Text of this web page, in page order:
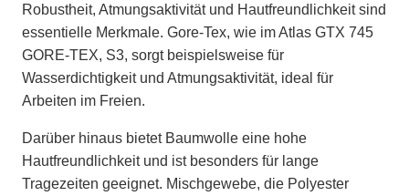
Robustheit, Atmungsaktivität und Hautfreundlichkeit sind
essentielle Merkmale. Gore-Tex, wie im Atlas GTX 745
GORE-TEX, S3, sorgt beispielsweise für
Wasserdichtigkeit und Atmungsaktivität, ideal für
Arbeiten im Freien.
Darüber hinaus bietet Baumwolle eine hohe
Hautfreundlichkeit und ist besonders für lange
Tragezeiten geeignet. Mischgewebe, die Polyester